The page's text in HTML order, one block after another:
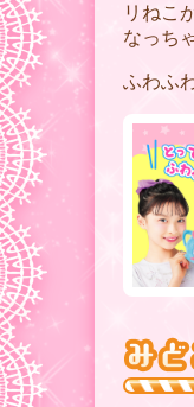
リねこ
なっち
ふわふ